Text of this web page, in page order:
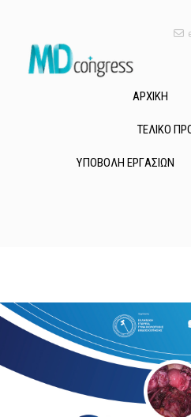
ΑΡΧΙΚΗ
ΤΕΛΙΚΟ
ΥΠΟΒΟΛΗ ΕΡΓΑΣΙΩΝ